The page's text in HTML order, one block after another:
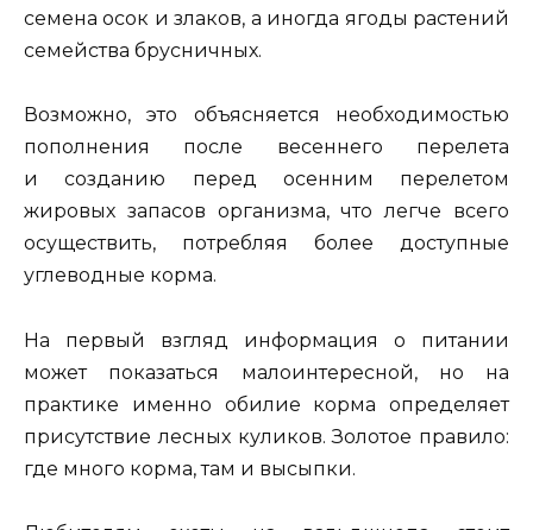
семена осок и злаков, а иногда ягоды растений
семейства брусничных.
Возможно, это объясняется необходимостью
пополнения после весеннего перелета
и созданию перед осенним перелетом
жировых запасов организма, что легче всего
осуществить, потребляя более доступные
углеводные корма.
На первый взгляд информация о питании
может показаться малоинтересной, но на
практике именно обилие корма определяет
присутствие лесных куликов. Золотое правило:
где много корма, там и высыпки.